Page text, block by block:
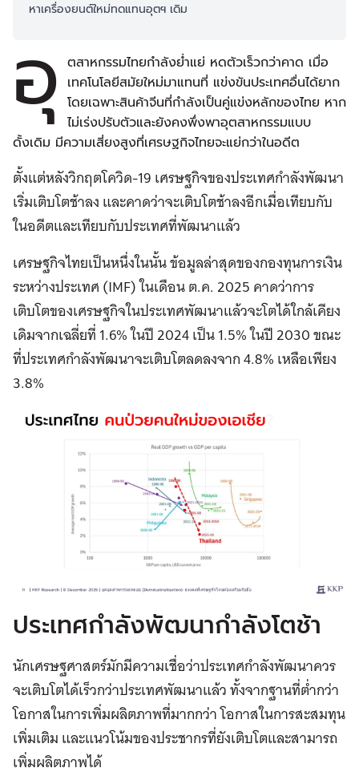
หาเครื่องยนต์ใหม่ทดแทนอุตฯ เดิม
อุ ตสาหกรรมไทยกำลังย่ำแย่ หดตัวเร็วกว่าคาด เมื่อ
เทคโนโลยีสมัยใหม่มาแทนที่ แข่งขันประเทศอื่นได้ยาก
โดยเฉพาะสินค้าจีนที่กำลังเป็นคู่แข่งหลักของไทย หาก
ไม่เร่งปรับตัวและยังคงพึ่งพาอุตสาหกรรมแบบ
ดั้งเดิม มีความเสี่ยงสูงที่เศรษฐกิจไทยจะแย่กว่าในอดีต
ตั้งแต่หลังวิกฤตโควิด-19 เศรษฐกิจของประเทศกำลังพัฒนา
เริ่มเติบโตช้าลง และคาดว่าจะเติบโตช้าลงอีกเมื่อเทียบกับ
ในอดีตและเทียบกับประเทศที่พัฒนาแล้ว
เศรษฐกิจไทยเป็นหนึ่งในนั้น ข้อมูลล่าสุดของกองทุนการเงิน
ระหว่างประเทศ (IMF) ในเดือน ต.ค. 2025 คาดว่าการ
เติบโตของเศรษฐกิจในประเทศพัฒนาแล้วจะโตได้ใกล้เคียง
เดิมจากเฉลี่ยที่ 1.6% ในปี 2024 เป็น 1.5% ในปี 2030 ขณะ
ที่ประเทศกำลังพัฒนาจะเติบโตลดลงจาก 4.8% เหลือเพียง
3.8%
ประเทศกำลังพัฒนากำลังโตช้า
นักเศรษฐศาสตร์มักมีความเชื่อว่าประเทศกำลังพัฒนาควร
จะเติบโตได้เร็วกว่าประเทศพัฒนาแล้ว ทั้งจากฐานที่ต่ำกว่า
โอกาสในการเพิ่มผลิตภาพที่มากกว่า โอกาสในการสะสมทุน
เพิ่มเติม และแนวโน้มของประชากรที่ยังเติบโตและสามารถ
เพิ่มผลิตภาพได้